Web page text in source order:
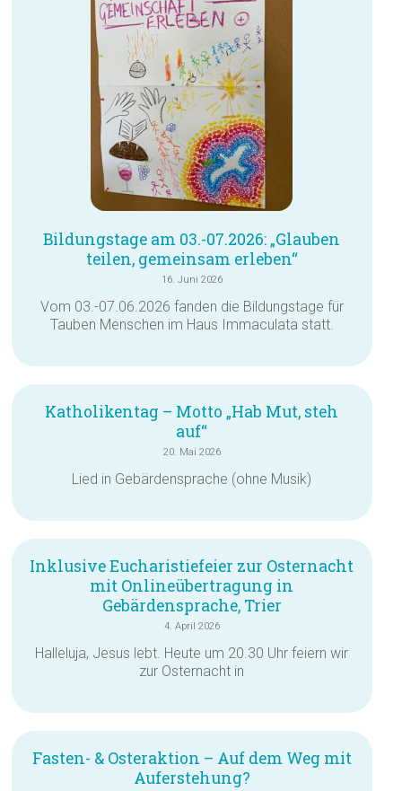
Bildungstage am 03.-07.2026: „Glauben
teilen, gemeinsam erleben“
16. Juni 2026
Vom 03.-07.06.2026 fanden die Bildungstage für
Tauben Menschen im Haus Immaculata statt.
Katholikentag – Motto „Hab Mut, steh
auf“
20. Mai 2026
Lied in Gebärdensprache (ohne Musik)
Inklusive Eucharistiefeier zur Osternacht
mit Onlineübertragung in
Gebärdensprache, Trier
4. April 2026
Halleluja, Jesus lebt. Heute um 20.30 Uhr feiern wir
zur Osternacht in
Fasten- & Osteraktion – Auf dem Weg mit
Auferstehung?